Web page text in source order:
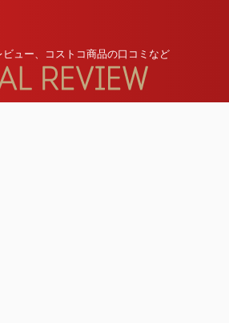
ビュー、コストコ商品の口コミなど